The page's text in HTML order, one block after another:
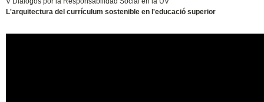
L'arquitectura del currículum sostenible en l'educació superior